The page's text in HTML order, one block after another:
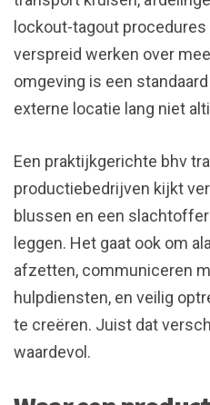
lockout-tagout
verspreid werken over
omgeving is een
externe locatie lang niet
Een praktijkgerichte bhv
productiebedrijven kijkt
blussen en een
leggen. Het gaat ook om
afzetten, communiceren
hulpdiensten, en veilig
te creëren. Juist dat
waardevol.